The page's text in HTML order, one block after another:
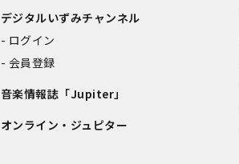
デジタルいずみチャンネル
ログイン
会員登録
音楽情報誌「Jupiter」
オンライン・ジュピター